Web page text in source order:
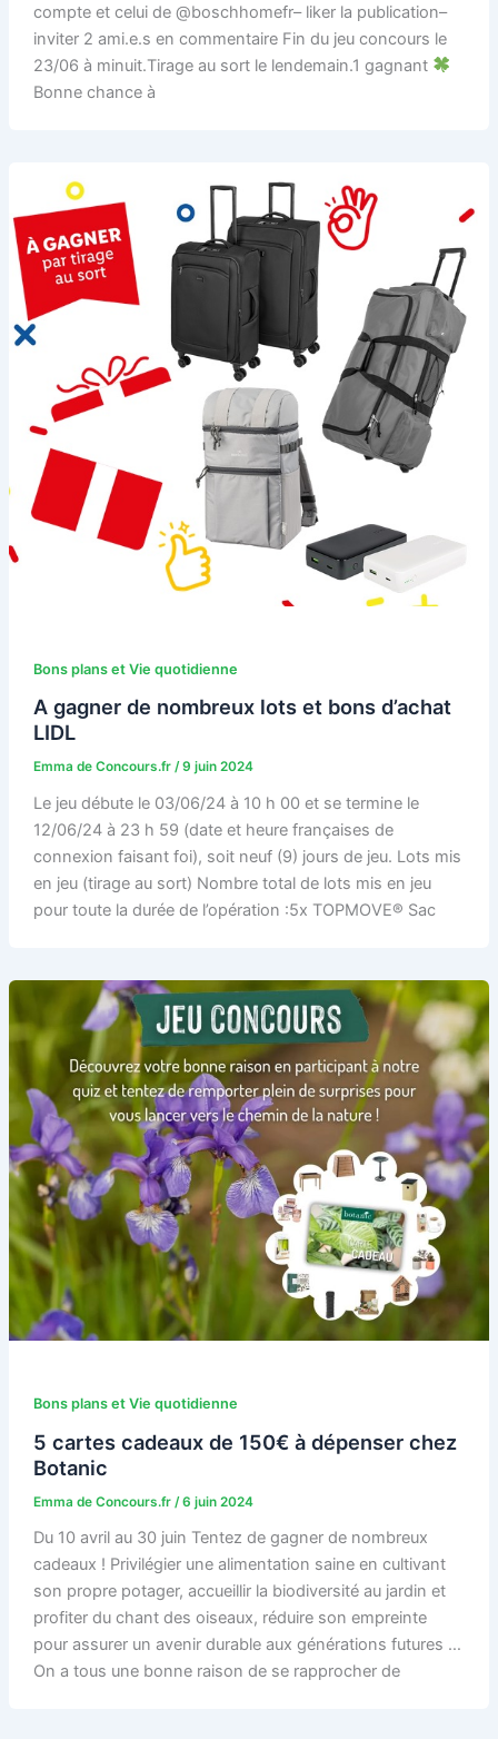
compte et celui de @boschhomefr– liker la publication–
inviter 2 ami.e.s en commentaire Fin du jeu concours le
23/06 à minuit.Tirage au sort le lendemain.1 gagnant
Bonne chance à
Bons plans et Vie quotidienne
A gagner de nombreux lots et bons d’achat
LIDL
Emma de Concours.fr /9 juin 2024
Le jeu débute le 03/06/24 à 10 h 00 et se termine le
12/06/24 à 23 h 59 (date et heure françaises de
connexion faisant foi), soit neuf (9) jours de jeu. Lots mis
en jeu (tirage au sort) Nombre total de lots mis en jeu
pour toute la durée de l’opération :5x TOPMOVE® Sac
Bons plans et Vie quotidienne
5 cartes cadeaux de 150€ à dépenser chez
Botanic
Emma de Concours.fr /6 juin 2024
Du 10 avril au 30 juin Tentez de gagner de nombreux
cadeaux ! Privilégier une alimentation saine en cultivant
son propre potager, accueillir la biodiversité au jardin et
profiter du chant des oiseaux, réduire son empreinte
pour assurer un avenir durable aux générations futures …
On a tous une bonne raison de se rapprocher de